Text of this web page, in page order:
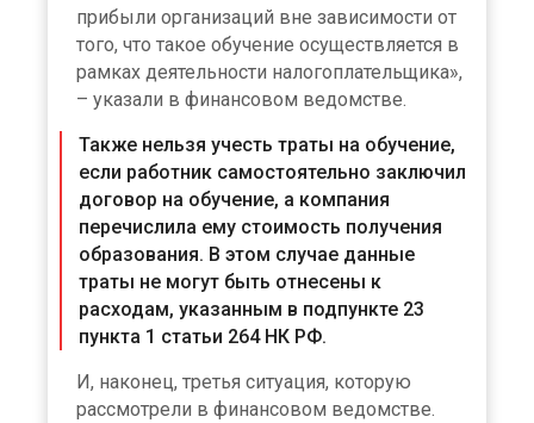
прибыли организаций вне зависимости от
того, что такое обучение осуществляется в
рамках деятельности налогоплательщика»,
– указали в финансовом ведомстве.
Также нельзя учесть траты на обучение,
если работник самостоятельно заключил
договор на обучение, а компания
перечислила ему стоимость получения
образования. В этом случае данные
траты не могут быть отнесены к
расходам, указанным в подпункте 23
пункта 1 статьи 264 НК РФ.
И, наконец, третья ситуация, которую
рассмотрели в финансовом ведомстве.